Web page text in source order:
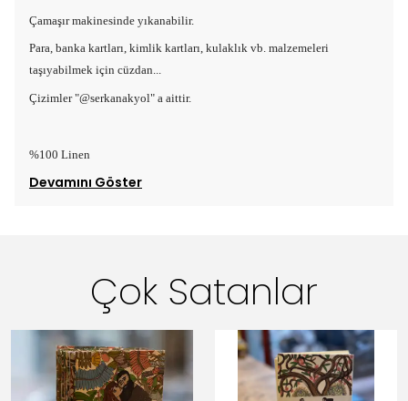
Çamaşır makinesinde yıkanabilir.
Para, banka kartları, kimlik kartları, kulaklık vb. malzemeleri
taşıyabilmek için cüzdan...
Çizimler "@serkanakyol" a aittir.
%100 Linen
Devamını Göster
Çok Satanlar